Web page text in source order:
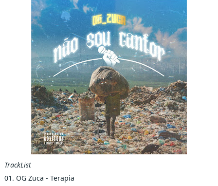
TrackList
01. OG Zuca - Terapia